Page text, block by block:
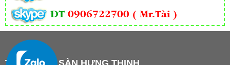
ĐT 0906722700 ( Mr.Tài )
THẢM TRẢI SÀN HƯNG THỊNH